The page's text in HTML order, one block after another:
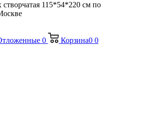
115*54*220 см по
0 Корзина0 0